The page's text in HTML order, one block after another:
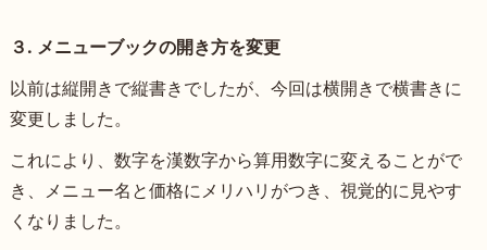
３. メニューブックの開き方を変更
以前は縦開きで縦書きでしたが、今回は横開きで横書きに
変更しました。
これにより、数字を漢数字から算用数字に変えることがで
き、メニュー名と価格にメリハリがつき、視覚的に見やす
くなりました。